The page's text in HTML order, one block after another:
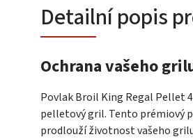
Detailní popis
Ochrana vašeho
Povlak Broil King Regal Pellet
pelletový gril. Tento prémiový
prodlouží životnost vašeho